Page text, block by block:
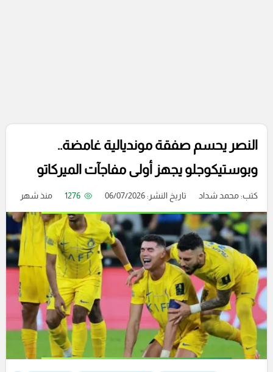
النصر يحسم صفقة مونديالية غامضة..
وبوستيكوجلو يجهز أولى مفاجآت الميركاتو
كتب:محمد شداد تاريخ النشر: 06/07/2026 1276 منذ شهر